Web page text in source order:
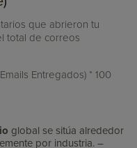
que abrieron tu
total de correos
Entregados) * 100
global se sitúa alrededor
por industria. –